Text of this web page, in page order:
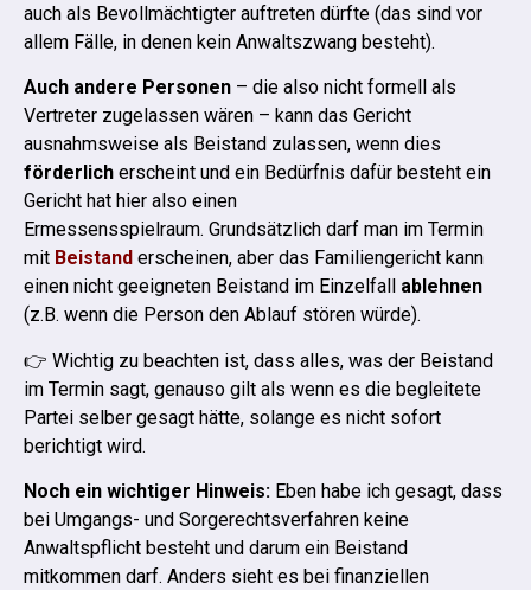
auch als Bevollmächtigter auftreten dürfte (das sind vor
allem Fälle, in denen kein Anwaltszwang besteht).
Auch andere Personen – die also nicht formell als
Vertreter zugelassen wären – kann das Gericht
ausnahmsweise als Beistand zulassen, wenn dies
förderlich erscheint und ein Bedürfnis dafür besteht ein
Gericht hat hier also einen
Ermessensspielraum. Grundsätzlich darf man im Termin
mit Beistand erscheinen, aber das Familiengericht kann
einen nicht geeigneten Beistand im Einzelfall ablehnen
(z.B. wenn die Person den Ablauf stören würde).
👉 Wichtig zu beachten ist, dass alles, was der Beistand
im Termin sagt, genauso gilt als wenn es die begleitete
Partei selber gesagt hätte, solange es nicht sofort
berichtigt wird.
Noch ein wichtiger Hinweis: Eben habe ich gesagt, dass
bei Umgangs- und Sorgerechtsverfahren keine
Anwaltspflicht besteht und darum ein Beistand
mitkommen darf. Anders sieht es bei finanziellen